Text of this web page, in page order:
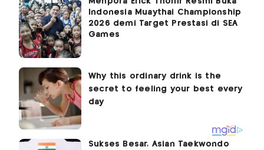
Indonesia Muaythai Championship
2026 demi Target Prestasi di SEA
Games
Sukses Besar, Asian Taekwondo